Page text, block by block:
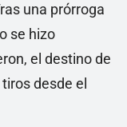
una prórroga
se hizo
el destino de
desde el